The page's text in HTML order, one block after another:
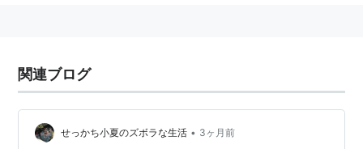
関連ブログ
せっかち小夏のズボラな生活 • 3ヶ月前